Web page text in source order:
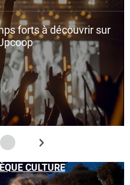
forts à découvrir sur
CULTURE